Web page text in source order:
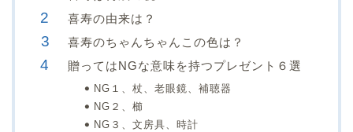
喜寿の由来は？
喜寿のちゃんちゃんこの色は？
贈ってはNGな意味を持つプレゼント６選
NG１、杖、老眼鏡、補聴器
NG２、櫛
NG３、文房具、時計